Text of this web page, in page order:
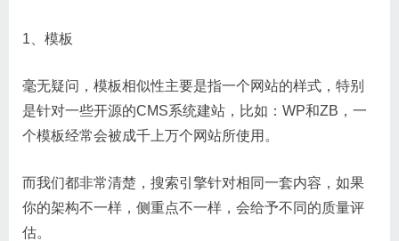
1、模板
毫无疑问，模板相似性主要是指一个网站的样式，特别
是针对一些开源的CMS系统建站，比如：WP和ZB，一
个模板经常会被成千上万个网站所使用。
而我们都非常清楚，搜索引擎针对相同一套内容，如果
你的架构不一样，侧重点不一样，会给予不同的质量评
估。